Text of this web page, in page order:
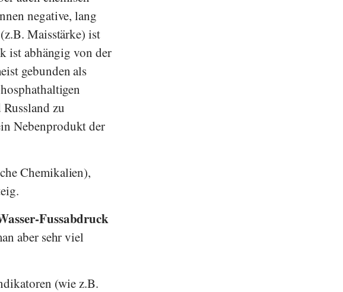
negative, lang
Maisstärke) ist
ist abhängig von der
gebunden als
zu
Nebenprodukt der
Chemikalien),
Fussabdruck
aber sehr viel
(wie z.B.